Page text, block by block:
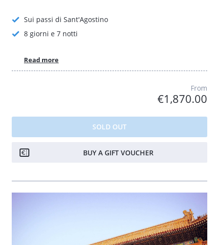
Sui passi di Sant'Agostino
8 giorni e 7 notti
Read more
From
€1,870.00
SOLD OUT
BUY A GIFT VOUCHER